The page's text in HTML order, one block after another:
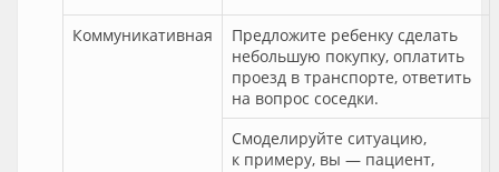
Коммуникативная
Предложите ребенку сделать
небольшую покупку, оплатить
проезд в транспорте, ответить
на вопрос соседки.
Смоделируйте ситуацию,
к примеру, вы — пациент,